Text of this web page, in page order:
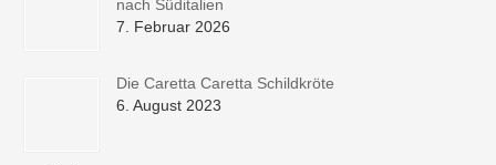
nach Süditalien
7. Februar 2026
Die Caretta Caretta Schildkröte
6. August 2023